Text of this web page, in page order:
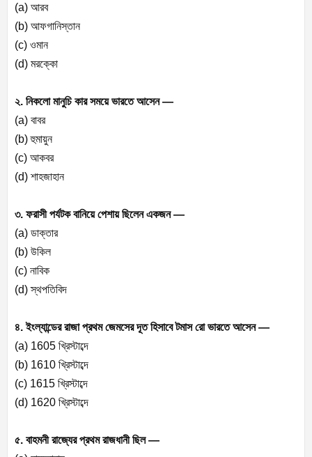
(a) আরব
(b) আফগানিস্তান
(c) ওমান
(d) মরক্কো
২. নিকলো মানুচি কার সময়ে ভারতে আসেন —
(a) বাবর
(b) হুমায়ুন
(c) আকবর
(d) শাহজাহান
৩. ফরাসী পর্যটক বানিয়ে পেশায় ছিলেন একজন —
(a) ডাক্তার
(b) উকিল
(c) নাবিক
(d) স্থপতিবিদ
৪. ইংল্যান্ডের রাজা প্রথম জেমসের দূত হিসাবে টমাস রো ভারতে আসেন —
(a) 1605 খ্রিস্টাব্দে
(b) 1610 খ্রিস্টাব্দে
(c) 1615 খ্রিস্টাব্দে
(d) 1620 খ্রিস্টাব্দে
৫. বাহমনী রাজ্যের প্রথম রাজধানী ছিল —